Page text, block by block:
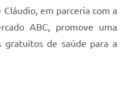
em parceria com a
ABC, promove uma
gratuitos de saúde para a